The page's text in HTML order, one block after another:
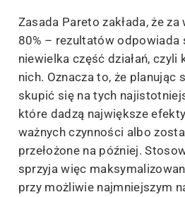
Zasada Pareto zakłada, że
80% – rezultatów odpowiada
niewielka część działań, czyli
nich. Oznacza to, że planując
skupić się na tych
które dadzą największe
ważnych czynności albo
przełożone na później.
sprzyja więc
przy możliwie najmniejszym